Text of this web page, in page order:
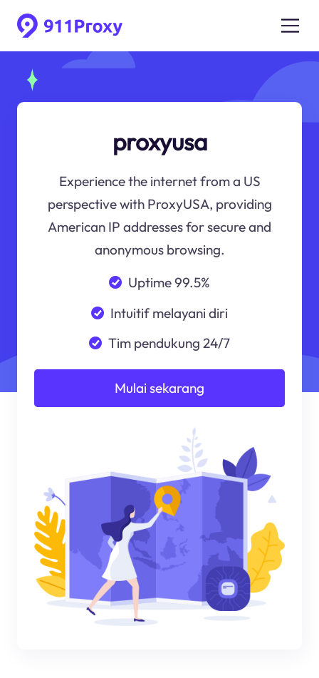
proxyusa
Experience the internet from a US
perspective with ProxyUSA, providing
American IP addresses for secure and
anonymous browsing.
Uptime 99.5%
Intuitif melayani diri
Tim pendukung 24/7
Mulai sekarang